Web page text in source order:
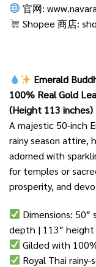
官网:
Shopee 商店:
Emerald
100% Real Gold
(Height 113 inches)
A majestic 50-inch
rainy season attire,
adorned with
for temples or
prosperity, and
Dimensions:
depth | 113″ height
Gilded with
Royal Thai